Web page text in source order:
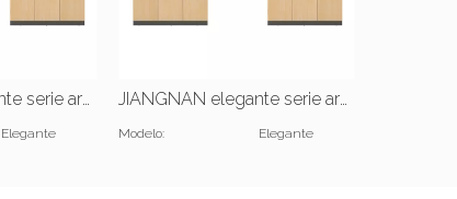
JIANGNAN elegante serie archivador de tres puertas |W1200*D400*2000(mm)
Elegante
JIANGNAN elegante serie archivador de tres puertas |W1200*D400*2000(mm)
Modelo: Elegante